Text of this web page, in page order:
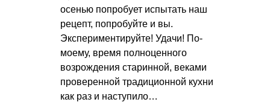
осенью попробует испытать наш
рецепт, попробуйте и вы.
Экспериментируйте! Удачи! По-
моему, время полноценного
возрождения старинной, веками
проверенной традиционной кухни
как раз и наступило…